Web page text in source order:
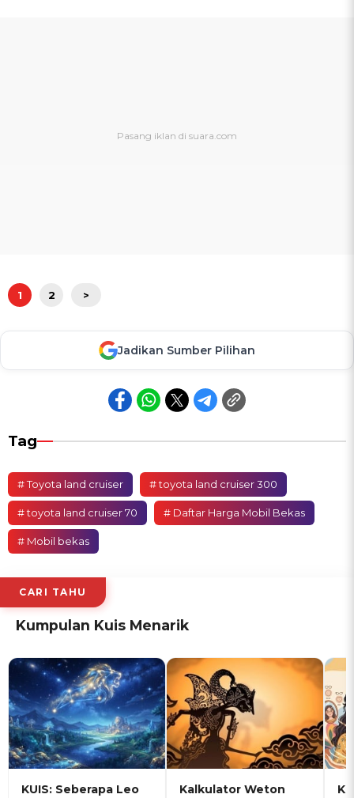
1 2 >
Jadikan Sumber Pilihan
Tag
# Toyota land cruiser # toyota land cruiser 300
# toyota land cruiser 70 # Daftar Harga Mobil Bekas
# Mobil bekas
CARI TAHU
Kumpulan Kuis Menarik
KUIS: Seberapa Leo
Kalkulator Weton